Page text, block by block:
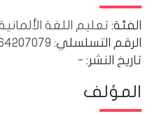
الفئة: تعليم اللغة
الرقم التسلسلي:
تاريخ النشر: -
المؤلف